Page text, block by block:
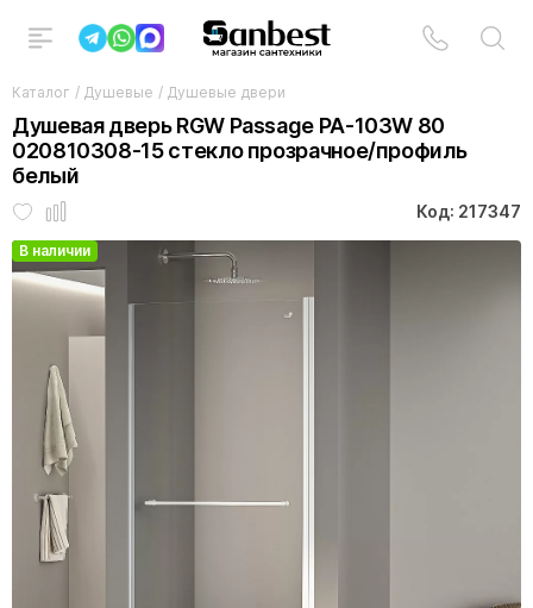
Каталог / Душевые / Душевые двери
Душевая дверь RGW Passage PA-103W 80
020810308-15 стекло прозрачное/профиль
белый
Код: 217347
В наличии